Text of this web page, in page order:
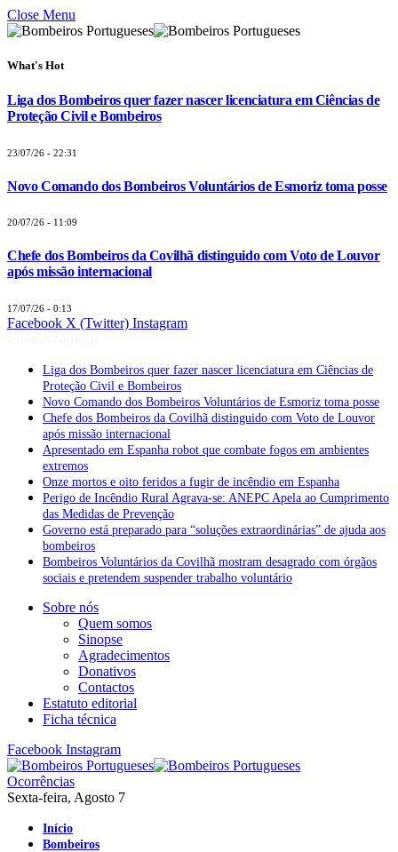
Close Menu
What's Hot
Liga dos Bombeiros quer fazer nascer licenciatura em Ciências de
Proteção Civil e Bombeiros
23/07/26 - 22:31
Novo Comando dos Bombeiros Voluntários de Esmoriz toma posse
20/07/26 - 11:09
Chefe dos Bombeiros da Covilhã distinguido com Voto de Louvor
após missão internacional
17/07/26 - 0:13
Facebook X (Twitter) Instagram
Liga dos Bombeiros quer fazer nascer licenciatura em Ciências de
Proteção Civil e Bombeiros
Novo Comando dos Bombeiros Voluntários de Esmoriz toma posse
Chefe dos Bombeiros da Covilhã distinguido com Voto de Louvor
após missão internacional
Apresentado em Espanha robot que combate fogos em ambientes
extremos
Onze mortos e oito feridos a fugir de incêndio em Espanha
Perigo de Incêndio Rural Agrava-se: ANEPC Apela ao Cumprimento
das Medidas de Prevenção
Governo está preparado para “soluções extraordinárias” de ajuda aos
bombeiros
Bombeiros Voluntários da Covilhã mostram desagrado com órgãos
sociais e pretendem suspender trabalho voluntário
Sobre nós
Quem somos
Sinopse
Agradecimentos
Donativos
Contactos
Estatuto editorial
Ficha técnica
Facebook Instagram
Ocorrências
Sexta-feira, Agosto 7
Início
Bombeiros